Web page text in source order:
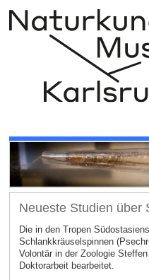
Neueste Studien über
Die in den Tropen
Schlankkräuselspinnen
Volontär in der Zoologie
Doktorarbeit bearbeitet.